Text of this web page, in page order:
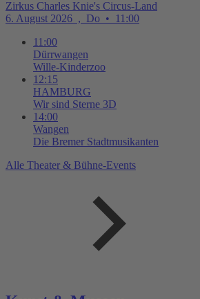
Zirkus Charles Knie's Circus-Land
6. August 2026 , Do •
11:00
11:00
Dürrwangen
Wille-Kinderzoo
12:15
HAMBURG
Wir sind Sterne 3D
14:00
Wangen
Die Bremer Stadtmusikanten
Alle Theater & Bühne-Events